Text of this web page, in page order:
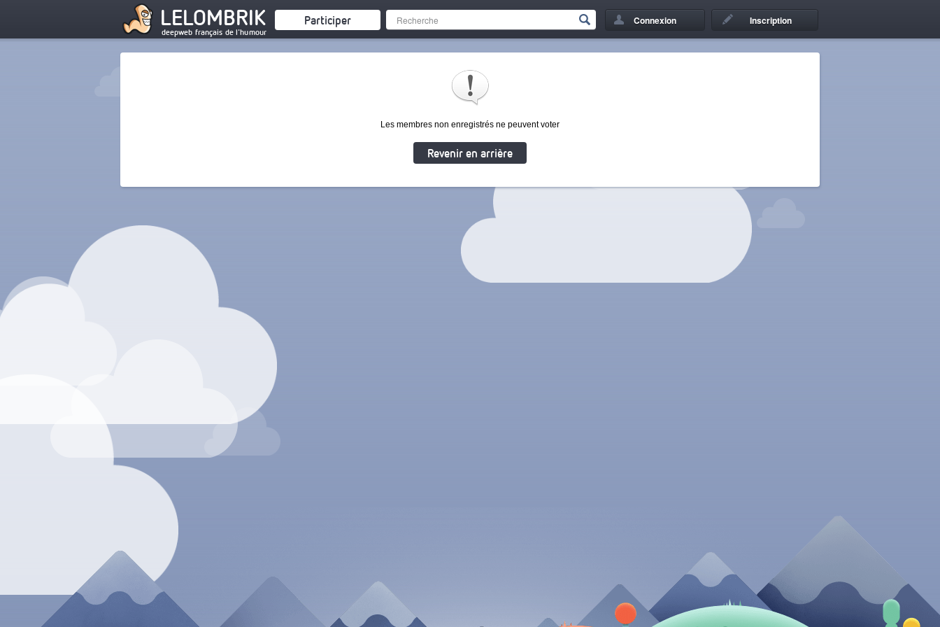
LELOMBRIK
deepweb français de l'humour
Participer Connexion Inscription
Les membres non enregistrés ne peuvent voter
Revenir en arrière